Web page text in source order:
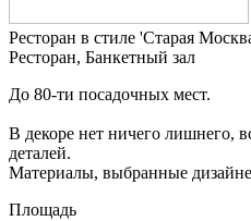
Ресторан в стиле 'Старая
Ресторан, Банкетный зал
До 80-ти посадочных мест.
В декоре нет ничего лишнего,
деталей.
Материалы, выбранные
Площадь